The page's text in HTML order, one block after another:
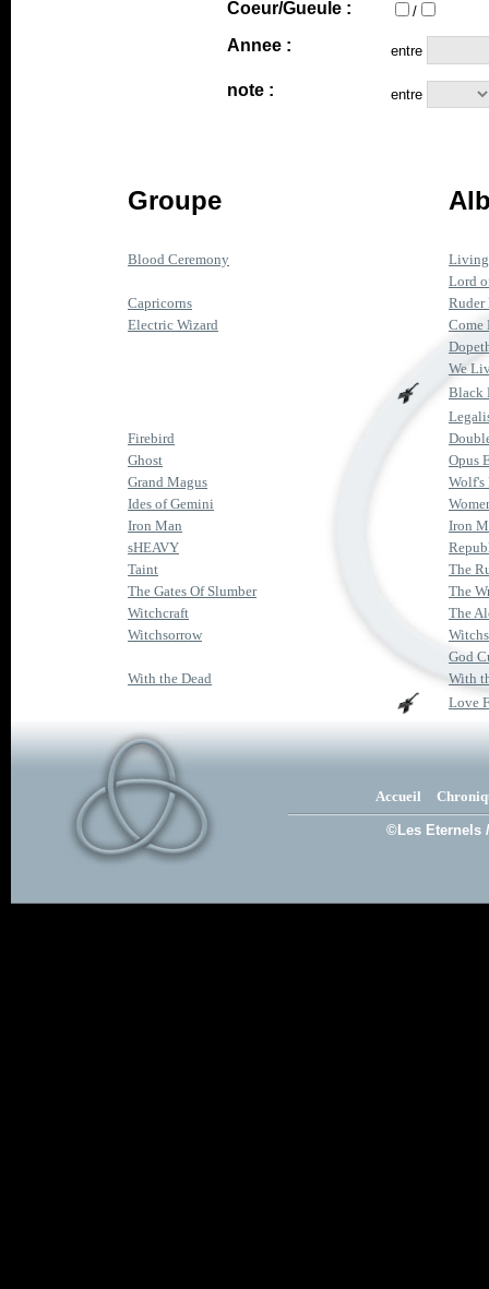
Coeur/Gueule : /
Annee : entre
note : entre
Groupe
Blood Ceremony
Living
Lord
Capricorns
Ruder
Electric Wizard
Come
We
Black
Firebird
Ghost
Opus
Grand Magus
Wolf's
Ides of Gemini
Iron Man
Iron
sHEAVY
Taint
The
The Gates Of Slumber
The
Witchcraft
The
Witchsorrow
God
With the Dead
With
Love
Accueil
©Les Eternels